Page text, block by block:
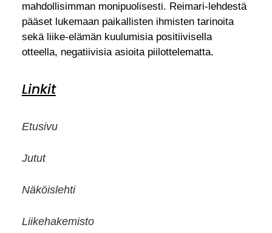
mahdollisimman monipuolisesti. Reimari-lehdestä
pääset lukemaan paikallisten ihmisten tarinoita
sekä liike-elämän kuulumisia positiivisella
otteella, negatiivisia asioita piilottelematta.
Linkit
Etusivu
Jutut
Näköislehti
Liikehakemisto